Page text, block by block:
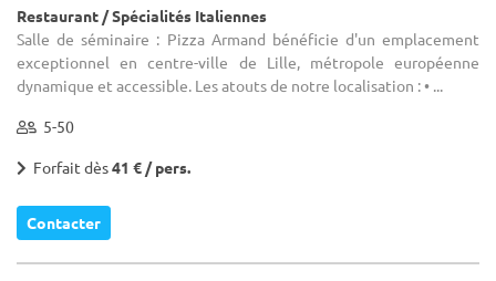
Restaurant / Spécialités Italiennes
Salle de séminaire : Pizza Armand bénéficie d'un emplacement
exceptionnel en centre-ville de Lille, métropole européenne
dynamique et accessible. Les atouts de notre localisation : • ...
5-50
Forfait dès41 € / pers.
Contacter